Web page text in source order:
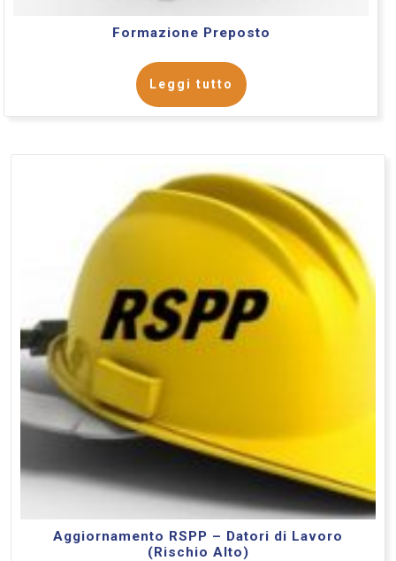
Formazione Preposto
Leggi tutto
Aggiornamento RSPP – Datori di Lavoro
(Rischio Alto)